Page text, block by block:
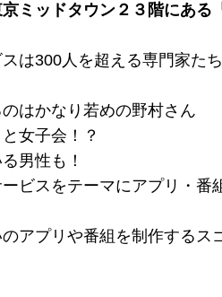
ミッドタウン２３階にある
は300人を超える専門家た
はかなり若めの野村さん
女子会！？
男性も！
ビスをテーマにアプリ・番
リや番組を制作するス